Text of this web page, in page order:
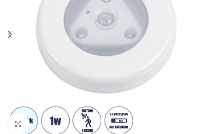
Κλικ για μεγέθυνση